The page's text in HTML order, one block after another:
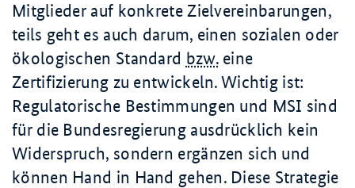
Mitglieder auf konkrete Zielvereinbarungen,
teils geht es auch darum, einen sozialen oder
ökologischen Standard bzw.eine
Zertifizierung zu entwickeln. Wichtig ist:
Regulatorische Bestimmungen und MSI sind
für die Bundesregierung ausdrücklich kein
Widerspruch, sondern ergänzen sich und
können Hand in Hand gehen. Diese Strategie